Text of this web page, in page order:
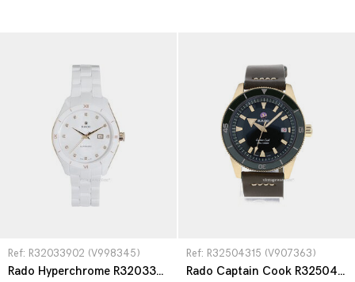
Ref: R32033902 (V998345)
Rado Hyperchrome R32033902
Ref: R32504315 (V907363)
Rado Captain Cook R32504315